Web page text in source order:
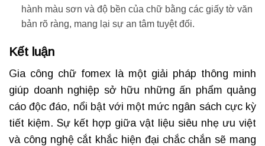
hành màu sơn và độ bền của chữ bằng các giấy tờ văn
bản rõ ràng, mang lại sự an tâm tuyệt đối.
Kết luận
Gia công chữ fomex là một giải pháp thông minh
giúp doanh nghiệp sở hữu những ấn phẩm quảng
cáo độc đáo, nổi bật với một mức ngân sách cực kỳ
tiết kiệm. Sự kết hợp giữa vật liệu siêu nhẹ ưu việt
và công nghệ cắt khắc hiện đại chắc chắn sẽ mang